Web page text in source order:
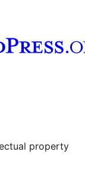
property